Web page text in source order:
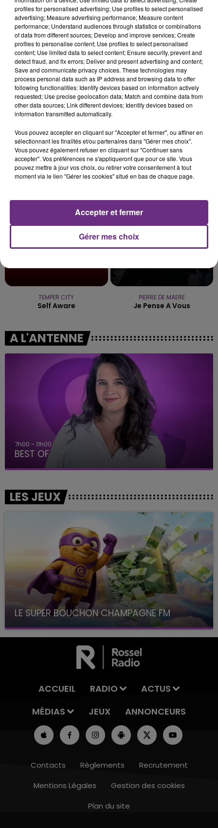
16h00 - 20h00
C'était l'une des institutions du centre-ville
rémois. Le magasin JouéClub est contraint de
fermer ses portes.
TITRES DIFFUSÉS
3h43
3h43
ANGELE & JUSTICE
What You Want
3h40
3h40
ED SHEERAN
Shape Of You
TEMPER CITY
Self Aware
PIERRE DE MAERE
Je Pense A Vous
A L'ANTENNE
11h00 - 16h00
Le week-end Champagne FM
LES JEUX
LE SUPER BOUCHON CHAMPAGNE FM
avec La Famille Champagne FM, à 8H10
ACCUEIL RADIO
ACTUS
MÉDIAS
JEUX ANNONCEURS
Contacts Règlements
Recrutement
Mentions Légales
Gestion des cookies
Plan du site
profiles for personalised advertising; Use profiles to select personalised
advertising; Measure advertising performance; Measure content
performance; Understand audiences through statistics or combinations
of data from different sources; Develop and improve services; Create
profiles to personalise content; Use profiles to select personalised
content; Use limited data to select content; Ensure security, prevent and
detect fraud, and fix errors; Deliver and present advertising and content;
Save and communicate privacy choices. These technologies may
process personal data such as IP address and browsing data to offer
following functionalities: Identify devices based on information actively
requested; Use precise geolocation data; Match and combine data from
other data sources; Link different devices; Identify devices based on
information transmitted automatically.
Vous pouvez accepter en cliquant sur "Accepter et fermer", ou affiner en
sélectionnant les finalités et/ou partenaires dans "Gérer mes choix".
Vous pouvez également refuser en cliquant sur "Continuer sans
accepter". Vos préférences ne s'appliqueront que pour ce site. Vous
pouvez mettre à jour vos choix, ou retirer votre consentement à tout
moment via le lien "Gérer les cookies" situé en bas de chaque page.
Gérer mes choix
Accepter et fermer